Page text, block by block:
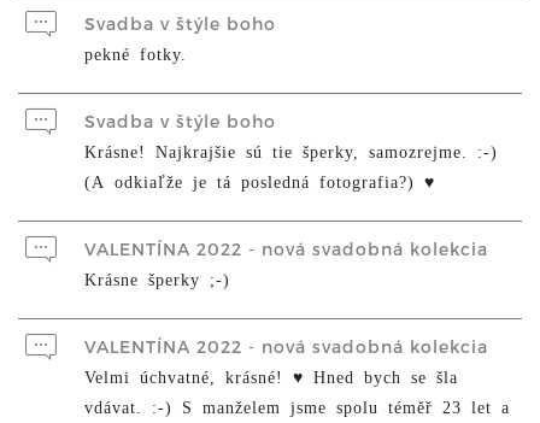
Svadba v štýle boho
pekné fotky.
Svadba v štýle boho
Krásne! Najkrajšie sú tie šperky, samozrejme. :-)
(A odkiaľže je tá posledná fotografia?) ♥
VALENTÍNA 2022 - nová svadobná kolekcia
Krásne šperky ;-)
VALENTÍNA 2022 - nová svadobná kolekcia
Velmi úchvatné, krásné! ♥ Hned bych se šla
vdávat. :-) S manželem jsme spolu téměř 23 let a